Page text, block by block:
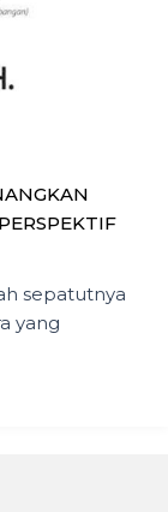
sepatutnya
yang